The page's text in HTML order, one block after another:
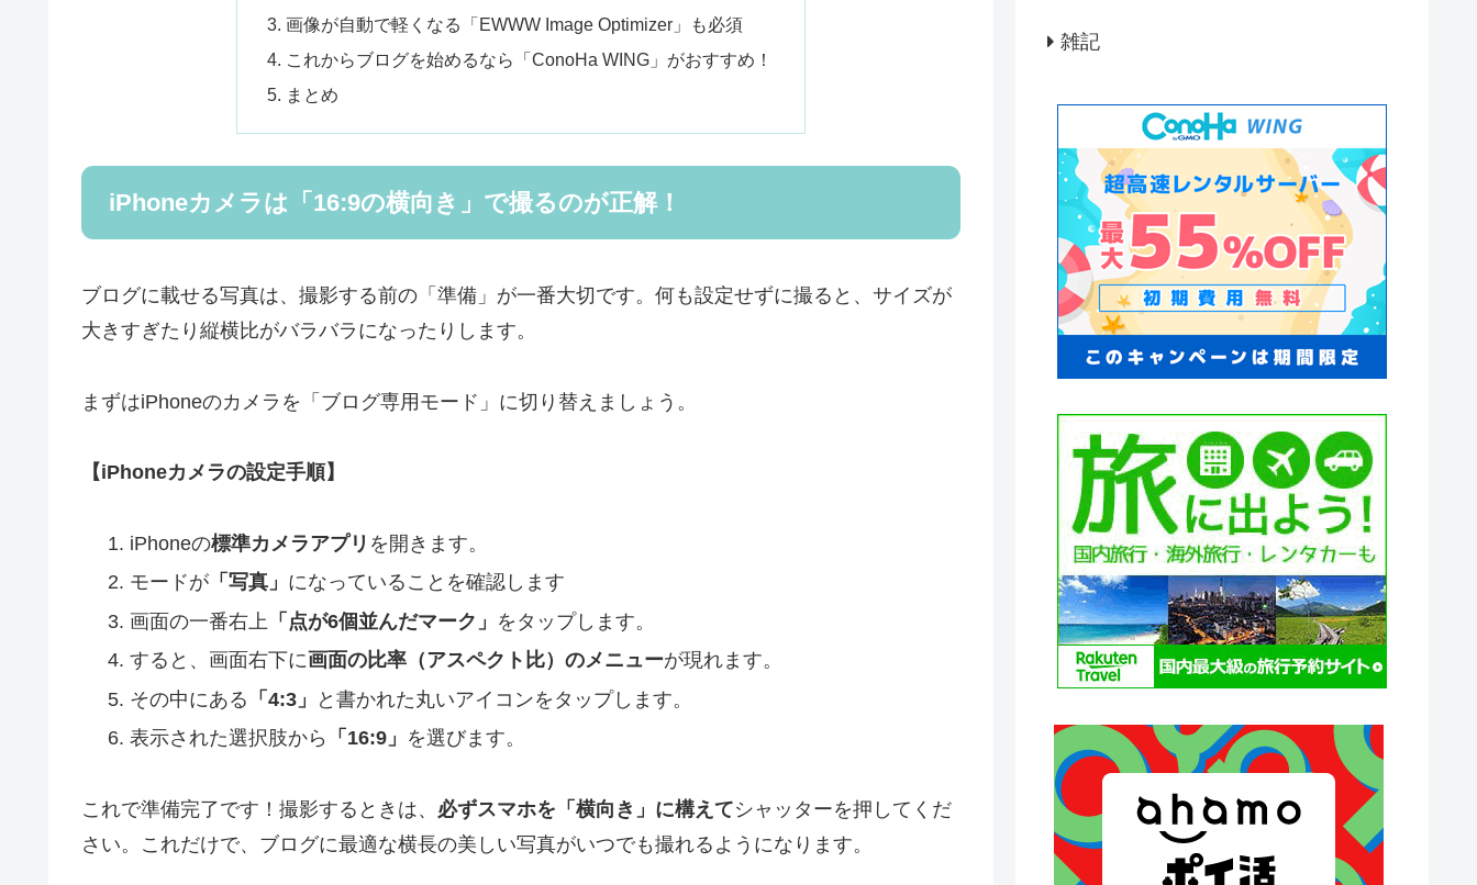
画像が自動で軽くなる「EWWW Image Optimizer」も必須
これからブログを始めるなら「ConoHa WING」がおすすめ！
まとめ
iPhoneカメラは「16:9の横向き」で撮るのが正解！
ブログに載せる写真は、撮影する前の「準備」が一番大切です。何も設定せずに撮ると、サイズが
大きすぎたり縦横比がバラバラになったりします。
まずはiPhoneのカメラを「ブログ専用モード」に切り替えましょう。
【iPhoneカメラの設定手順】
iPhoneの標準カメラアプリ を開きます。
モードが「写真」 になっていることを確認します
画面の一番右上 「点が6個並んだマーク」 をタップします。
すると、画面右下に画面の比率（アスペクト比）のメニューが現れます。
その中にある 「4:3」
と書かれた丸いアイコンをタップします。
表示された選択肢から
「16:9」 を選びます。
これで準備完了です！撮影するときは、 必ずスマホを「横向き」に構えてシャッターを押してくだ
さい。これだけで、ブログに最適な横長の美しい写真がいつでも撮れるようになります。
雑記